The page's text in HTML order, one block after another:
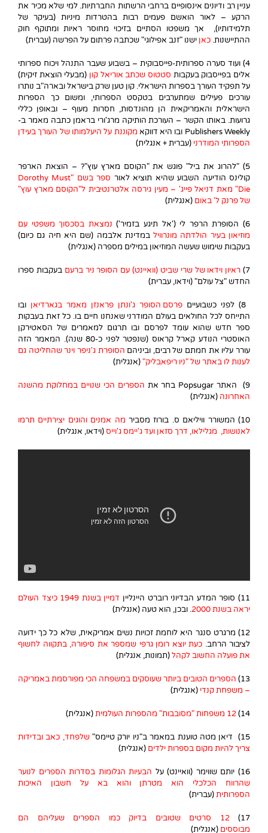
עניין רב ודיונים אינסופיים ברחבי הרשתות החברתיות. למי שלא מכיר את
הרקע – לאור הואשם פעמים רבות בהטרדות מיניות (בעיקר של
תלמידותיו), אך משפטו הסתיים בזיכוי מחוסר ראיות ומתוקף חוק
ההתיישנות. כאן ישנו "זנב אפילוגי" שכתבה פרתום על הפרשה (עברית)
4) ועוד סערה ספרותית-פייסבוקית – בשבוע שעבר התנהל ויכוח ספרותי
אלים בפייסבוק בעקבות סטטוס שכתב אוריאל קון (מבעלי הוצאת זיקית)
על תפקיד העורך בספרות הישראלי. קון טען שרק בישראל ובארה"ב נותרו
עורכים פעילים שמתערבים בטקסט הספרותי, ומשום כך הספרות
הישראלית והאמריקאית הן מהונדסות, חסרות מעוף – ובאופן כללי
גרועות. באותו הקשר – העורכת הותיקה מרג'ורי בראמן כתבה מאמר ב-
Publishers Weekly ובו היא דווקא
מקוננת על היעלמותו של העורך בעידן
הספרותי המודרני (עברית + אנגלית)
5) "להרוג את ביל" פוגש את "הקוסם מארץ עוץ"? – הוצאת הארפר
קולינס הודיעה השבוע שהיא תוציא לאור
ספר בשם "Dorothy Must
Die" מאת דניאל פייג' – מעין גירסה אלטרנטיבית ל"הקוסם מארץ עוץ"
של פרנק ל' באום (אנגלית)
6) הסופרת הרפר לי ('אל תיגע בזמיר') נמצאת בסכסוך משפטי עם
מוזיאון בעיר הולדתה מונרווילבמדינת אלבמה (שם היא חיה גם כיום)
בעקבות שימוש שעשה המוזיאון במילים מספרה (אנגלית)
7) ראיון וידאו של שרי שביט (וואיינט) עם הסופר ניר ברעם בעקבות ספרו
החדש "צל עולם" (וידאו, עברית)
פרסם הסופר ג'ונתן פראנזן מאמר בגארדיאן ובו
התייחס לכל החולאים בעולם המודרני שאנחנו חיים בו. כל זאת בעבקות
ספר חדש שהוא עומד לפרסם ובו תרגום למאמרים של הסאטירקן
האוסטרי הנודע קארל קראוס (שנפטר לפני כ-80 שנה). המאמר הזה
עורר עליו את חמתם של רבים, וביניהם הסופרת ג'ניפר וינר שהחליטה גם
לענות לו באתר של "ניו ריפאבליק"(אנגלית)
9) האתר Popsugar בחר את
הספרים הכי שנויים במחלוקת מהשנה
האחרונה (אנגלית)
10) המשורר וויליאם ס. בורוז מסביר
מה אמנים והוגים יצירתיים תרמו
לאנושות, מגלילאו, דרך סזאן ועד ג'יימס ג'וייס(וידאו, אנגלית)
11) סופר המדע הבדיוני רוברט היינליין
דמיין בשנת 1949 כיצד העולם
יראה בשנת 2000
. ובכן, הוא טעה (אנגלית)
12) מרגרט סנגר היא לוחמת זכויות נשים אמריקאית, שלא כל כך ידועה
לציבור הרחב. כעת יוצא רומן גרפי שמספר את סיפורה, בתקווה לחשוף
את פועלה החשוב לקהל(תמונות, אנגלית)
13) הספרים הטובים ביותר שעוסקים במשפחה הכי מפורסמת באמריקה
– משפחת קנדי (אנגלית)
14) 12 משפחות "מסובבות" מהספרות העולמית (אנגלית)
15) דיאן מטה טוענת במאמר ב"ניו יורק טיימס"
שלפחד, כאב ובדידות
צריך להיות מקום בספרות ילדים (אנגלית)
16) יותם שווימר (וואיינט) על
הבעיות הגלומות בסדרות הספרים לנוער
שהרווח הכלכלי הוא מטרתן והוא בא על חשבון האיכות
הספרותית(עברית)
17)
12 סרטים שטובים בדיוק כמו הספרים שעליהם הם
מבוססים (אנגלית)